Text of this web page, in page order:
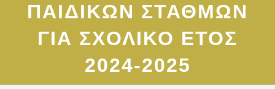
ΠΑΙΔΙΚΩΝ ΣΤΑΘΜΩΝ
ΓΙΑ ΣΧΟΛΙΚΟ ΕΤΟΣ
2024-2025